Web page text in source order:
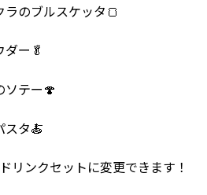
のブルスケッタ🍞
ー🥬
テー🍄
スタ🍝
ンクセットに変更できます！